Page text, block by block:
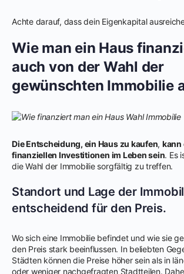
Achte darauf, dass dein Eigenkapital
Wie man ein Haus
auch von der Wahl der
gewünschten Immobilie
Die Entscheidung, ein Haus zu kaufen, kann
finanziellen Investitionen im Leben sein. Es
die Wahl der Immobilie sorgfältig zu treffen.
Standort und Lage der
entscheidend für den Preis.
Wo sich eine Immobilie befindet und wie sie
den Preis stark beeinflussen. In beliebten
Städten können die Preise höher sein als in
oder weniger nachgefragten Stadtteilen.